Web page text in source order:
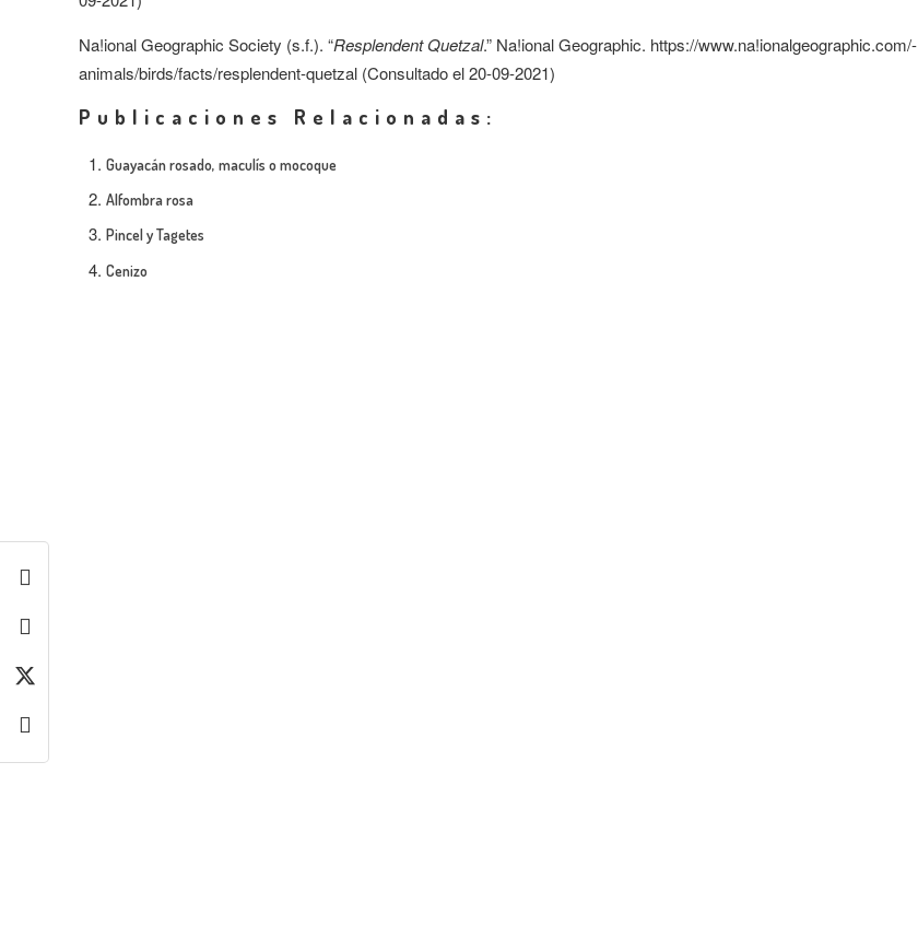
Na!ional Geographic Society (s.f.). “Resplendent Quetzal.” Na!ional Geographic. https://www.na!ionalgeographic.com/-
animals/birds/facts/resplendent-quetzal (Consultado el 20-09-2021)
Publicaciones Relacionadas:
Guayacán rosado, maculís o mocoque
Alfombra rosa
Pincel y Tagetes
Cenizo